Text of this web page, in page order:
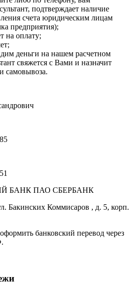
подтверждает наличие
счета юридическим лицам
предприятия);
на оплату;
деньги на нашем расчетном
свяжется с Вами и назначит
самовывоза.
БАНК ПАО СБЕРБАНК
Бакинских Коммисаров , д. 5, корп.
банковский перевод через